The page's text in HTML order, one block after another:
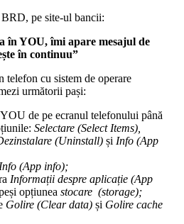
pe site-ul bancii:
în YOU, îmi apare mesajul de
în continuu”
telefon cu sistem de operare
următorii pași:
de pe ecranul telefonului până
Selectare (Select Items),
(Uninstall) și Info (App
Info (App info);
Informații despre aplicație (App
opțiunea stocare (storage);
Golire (Clear data) și Golire cache